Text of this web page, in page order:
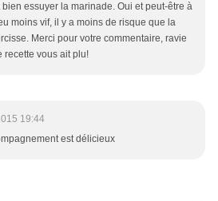
bien essuyer la marinade. Oui et peut-être à
moins vif, il y a moins de risque que la
Merci pour votre commentaire, ravie
recette vous ait plu!
19:44
est délicieux